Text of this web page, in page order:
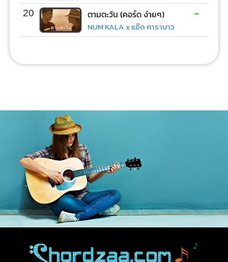
20 ตามตะวัน (คอร์ด ง่ายๆ)
NUM KALA x แอ๊ด คาราบาว
-